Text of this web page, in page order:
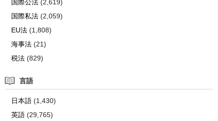
国際公法(2,619)
国際私法(2,059)
EU法(1,808)
海事法(21)
税法(829)
言語
日本語(1,430)
英語(29,765)